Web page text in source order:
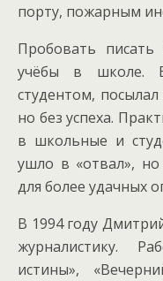
порту, пожарным
Пробовать
учёбы в школе.
студентом,
но без успеха.
в школьные и
ушло в «отвал», но
для более удачных
В 1994 году
журналистику.
истины»,